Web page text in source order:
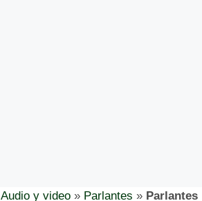
Audio y video » Parlantes » Parlantes